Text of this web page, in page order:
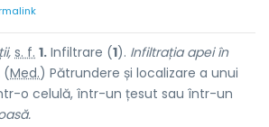
s. f. 1. Infiltrare (1). Infiltrația apei în
(Med.) Pătrundere și localizare a unui
o celulă, într-un țesut sau într-un